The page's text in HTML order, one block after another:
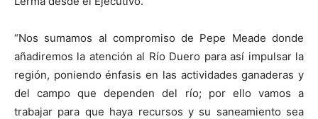
“Nos sumamos al compromiso de Pepe Meade donde
añadiremos la atención al Río Duero para así impulsar la
región, poniendo énfasis en las actividades ganaderas y
del campo que dependen del río; por ello vamos a
trabajar para que haya recursos y su saneamiento sea